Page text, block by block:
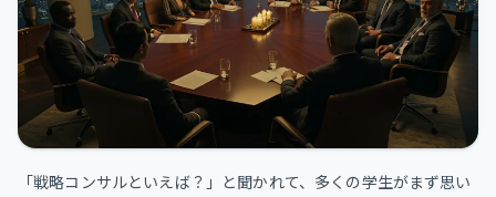
「戦略コンサルといえば？」と聞かれて、多くの学生がまず思い